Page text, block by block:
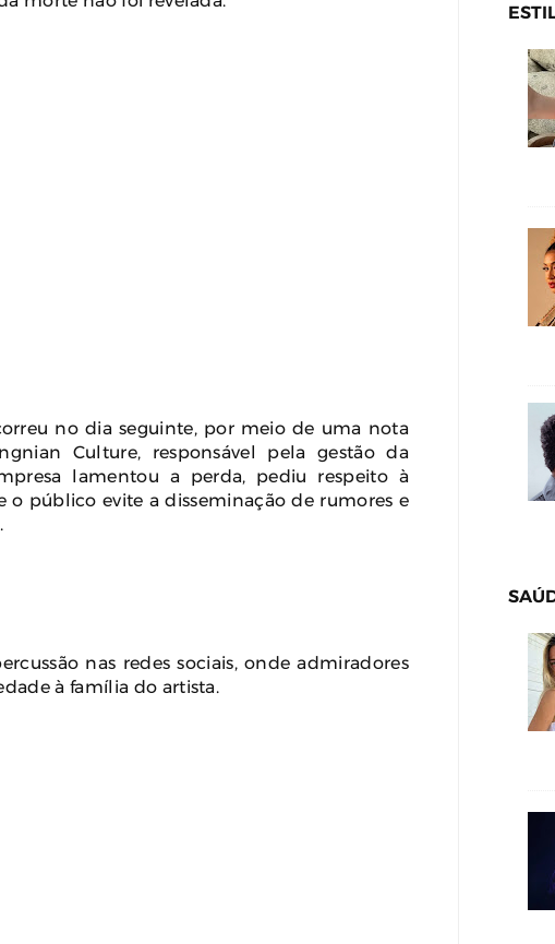
no dia seguinte, por meio de uma nota
Culture, responsável pela gestão da
lamentou a perda, pediu respeito à
o público evite a disseminação de rumores e
nas redes sociais, onde admiradores
à família do artista.